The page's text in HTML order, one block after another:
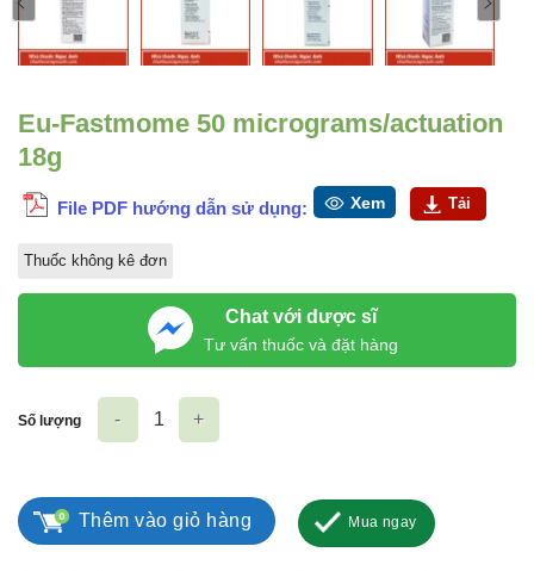
Eu-Fastmome 50 micrograms/actuation
18g
File PDF hướng dẫn sử dụng: Xem Tải
Thuốc không kê đơn
Chat với dược sĩ
Tư vấn thuốc và đặt hàng
Số lượng
Thêm vào giỏ hàng Mua ngay